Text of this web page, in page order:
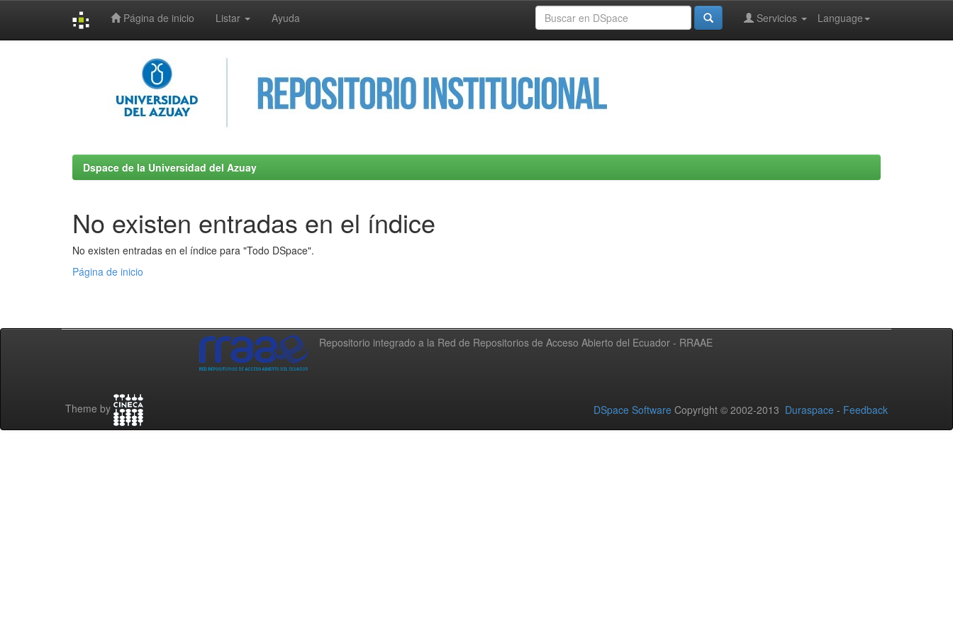
Página de inicio Listar Ayuda Language
Servicios
Dspace de la Universidad del Azuay
No existen entradas en el índice
No existen entradas en el índice para "Todo DSpace".
Página de inicio
Repositorio integrado a la Red de Repositorios de Acceso Abierto del Ecuador - RRAAE
Theme by DSpace Software Copyright © 2002-2013 Duraspace - Feedback